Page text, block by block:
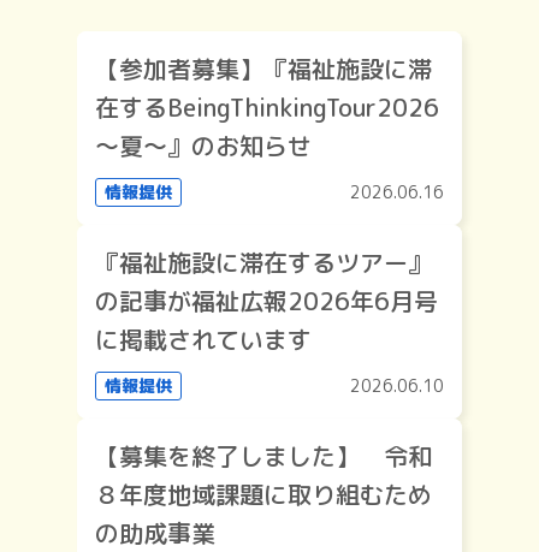
【参加者募集】『福祉施設に滞
在するBeingThinkingTour2026
～夏～』のお知らせ
情報提供 2026.06.16
『福祉施設に滞在するツアー』
の記事が福祉広報2026年6月号
に掲載されています
情報提供 2026.06.10
【募集を終了しました】 令和
８年度地域課題に取り組むため
の助成事業